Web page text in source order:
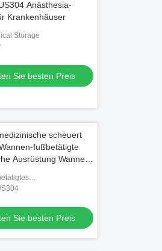
Anästhesia-
Krankenhäuser
Storage
Sie besten Preis
scheuert
fußbetätigte
Ausrüstung Wanne
Sie besten Preis